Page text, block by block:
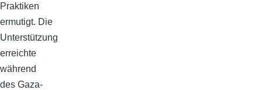
Praktiken
ermutigt. Die
Unterstützung
erreichte
während
des Gaza-